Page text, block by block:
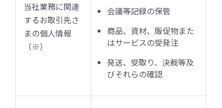
当社業務に関連
するお取引先さ
まの個人情報
（※）
会議等記録の保管
商品、資材、販促物また
はサービスの受発注
発送、受取り、決裁等及
びそれらの確認